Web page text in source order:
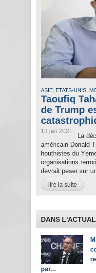
ASIE, ETATS-UNIS,
Taoufiq
de Trump
13 jan 2021
La
américain Donald
houthistes du
organisations
devrait peser sur
lire la suite
DANS
par...